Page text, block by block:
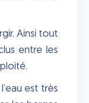
Ainsi tout
entre les
est très